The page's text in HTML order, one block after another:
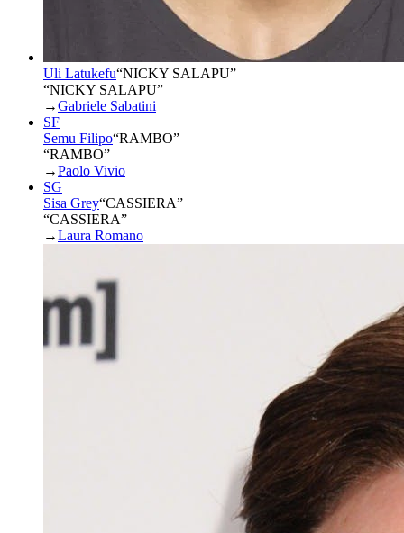
Uli Latukefu“NICKY SALAPU”
“NICKY SALAPU”
→Gabriele Sabatini
SF
Semu Filipo“RAMBO”
“RAMBO”
→Paolo Vivio
SG
Sisa Grey“CASSIERA”
“CASSIERA”
→Laura Romano